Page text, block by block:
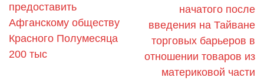
предоставить
Афганскому обществу
Красного Полумесяца
200 тыс
начатого после
введения на Тайване
торговых барьеров в
отношении товаров из
материковой части